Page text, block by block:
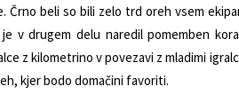
Črno beli so bili zelo trd oreh vsem
v drugem delu naredil pomemben
z kilometrino v povezavi z mladimi
kjer bodo domačini favoriti.